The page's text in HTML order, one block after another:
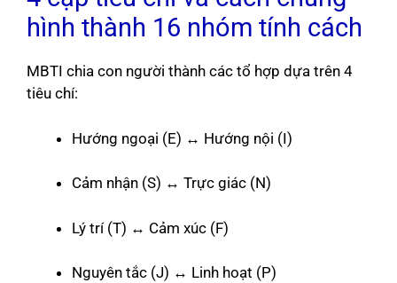
hình thành 16 nhóm tính cách
MBTI chia con người thành các tổ hợp dựa trên 4
tiêu chí:
Hướng ngoại (E) ↔ Hướng nội (I)
Cảm nhận (S) ↔ Trực giác (N)
Lý trí (T) ↔ Cảm xúc (F)
Nguyên tắc (J) ↔ Linh hoạt (P)